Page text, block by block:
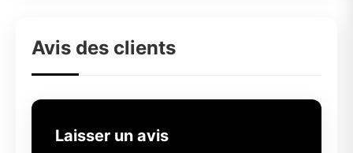
Avis des clients
Laisser un avis